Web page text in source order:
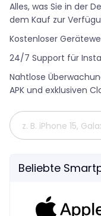
Alles, was Sie in der
dem Kauf zur
Kostenloser
24/7 Support für
Nahtlose
APK und exklusiven
Beliebte